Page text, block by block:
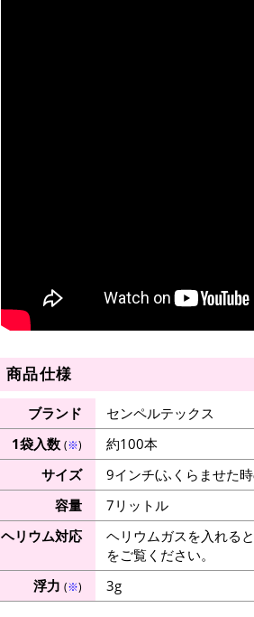
商品仕様
ブランド
センペルテックス
1袋入数 (※)
約100本
サイズ
9インチ(ふくらませた
容量
7リットル
ヘリウム対応
ヘリウムガスを入れる
をご覧ください。
浮力 (※) 3g